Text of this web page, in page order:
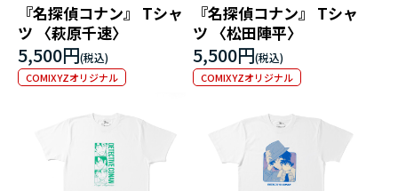
『名探偵コナン』 Tシャ
ツ 〈萩原千速〉
5,500円
COMIXYZオリジナル
『名探偵コナン』 Tシャ
ツ 〈松田陣平〉
5,500円
COMIXYZオリジナル